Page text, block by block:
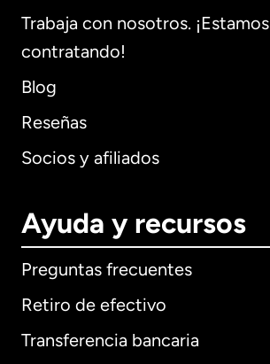
Trabaja con nosotros. ¡Estamos
contratando!
Blog
Reseñas
Socios y afiliados
Ayuda y recursos
Preguntas frecuentes
Retiro de efectivo
Transferencia bancaria